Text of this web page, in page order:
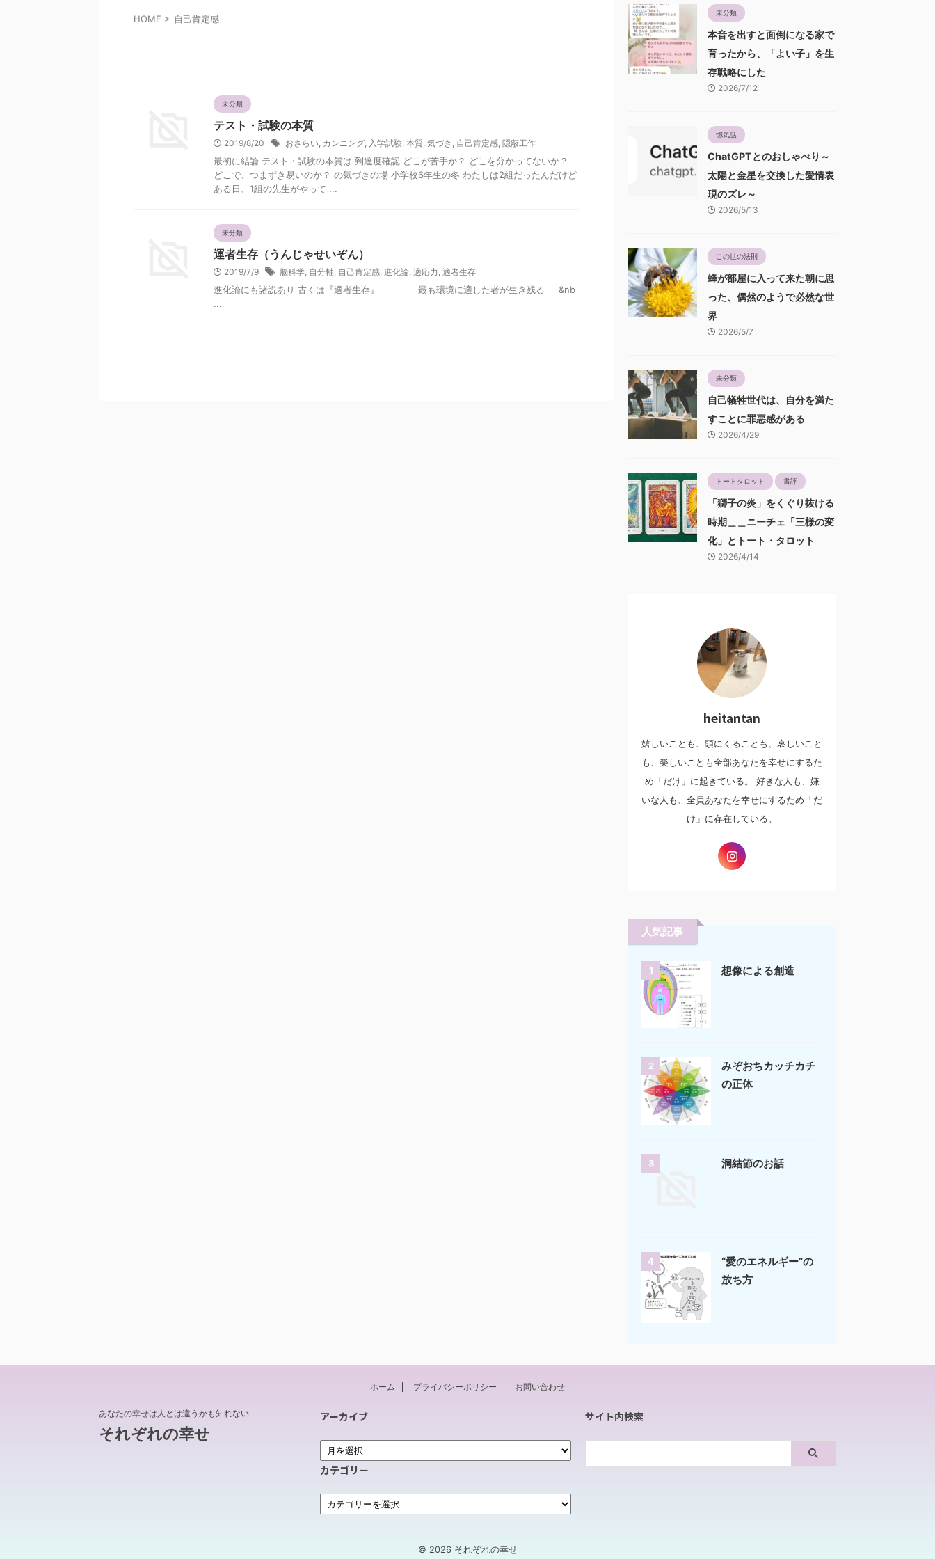
HOME > 自己肯定感
未分類
テスト・試験の本質
2019/8/20 おさらい, カンニング, 入学試験, 本質, 気づき , 自己肯定感, 隠蔽工作
最初に結論 テスト・試験の本質は 到達度確認 どこが苦手か？ どこを分かってないか？
どこで、つまずき易いのか？ の気づきの場 小学校6年生の冬 わたしは2組だったんだけど
ある日、1組の先生がやって ...
未分類
運者生存（うんじゃせいぞん）
2019/7/9 脳科学, 自分軸, 自己肯定感, 進化論, 適応力, 適者生存
進化論にも諸説あり 古くは『適者生存』 最も環境に適した者が生き残る &nb
...
未分類
本音を出すと面倒になる家で
育ったから、「よい子」を生
存戦略にした
2026/7/12
惚気話
ChatGPTとのおしゃべり～
太陽と金星を交換した愛情表
現のズレ～
2026/5/13
この世の法則
蜂が部屋に入って来た朝に思
った、偶然のようで必然な世
界
2026/5/7
未分類
自己犠牲世代は、自分を満た
すことに罪悪感がある
2026/4/29
トートタロット 書評
「獅子の炎」をくぐり抜ける
時期＿＿ニーチェ「三様の変
化」とトート・タロット
2026/4/14
heitantan
嬉しいことも、頭にくることも、哀しいこと
も、楽しいことも全部あなたを幸せにするた
め「だけ」に起きている。 好きな人も、嫌
いな人も、全員あなたを幸せにするため「だ
け」に存在している。
人気記事
1 想像による創造
2
みぞおちカッチカチ
の正体
3 洞結節のお話
4
“愛のエネルギー”の
放ち方
ホーム プライバシーポリシー お問い合わせ
アーカイブ
カテゴリー
サイト内検索
あなたの幸せは人とは違うかも知れない
それぞれの幸せ
© 2026 それぞれの幸せ